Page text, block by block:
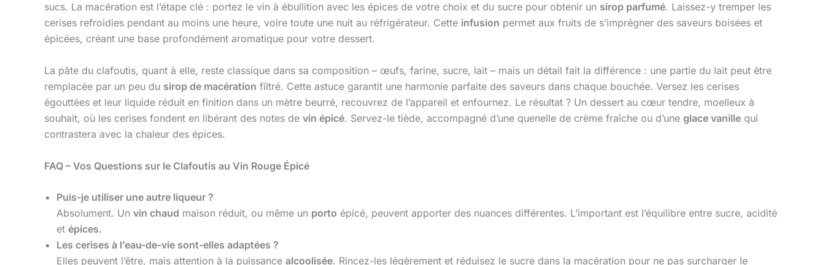
sucs. La macération est l’étape clé : portez le vin à ébullition avec les épices de votre choix et du sucre pour obtenir un sirop parfumé. Laissez-y tremper les
cerises refroidies pendant au moins une heure, voire toute une nuit au réfrigérateur. Cette infusion permet aux fruits de s’imprégner des saveurs boisées et
épicées, créant une base profondément aromatique pour votre dessert.
La pâte du clafoutis, quant à elle, reste classique dans sa composition – œufs, farine, sucre, lait – mais un détail fait la différence : une partie du lait peut être
remplacée par un peu du sirop de macération filtré. Cette astuce garantit une harmonie parfaite des saveurs dans chaque bouchée. Versez les cerises
égouttées et leur liquide réduit en finition dans un mètre beurré, recouvrez de l’appareil et enfournez. Le résultat ? Un dessert au cœur tendre, moelleux à
souhait, où les cerises fondent en libérant des notes de vin épicé. Servez-le tiède, accompagné d’une quenelle de crème fraîche ou d’une glace vanille qui
contrastera avec la chaleur des épices.
FAQ – Vos Questions sur le Clafoutis au Vin Rouge Épicé
Puis-je utiliser une autre liqueur ?
Absolument. Un vin chaud maison réduit, ou même un porto épicé, peuvent apporter des nuances différentes. L’important est l’équilibre entre sucre, acidité
et épices.
Les cerises à l’eau-de-vie sont-elles adaptées ?
Elles peuvent l’être, mais attention à la puissance alcoolisée. Rincez-les légèrement et réduisez le sucre dans la macération pour ne pas surcharger le